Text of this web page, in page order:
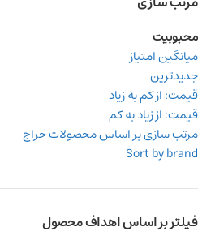
محبوبیت
میانگین امتیاز
جدیدترین
قیمت: از کم به زیاد
قیمت: از زیاد به کم
مرتب سازی بر اساس محصولات حراج
Sort by brand
فیلتر بر اساس اهداف محصول